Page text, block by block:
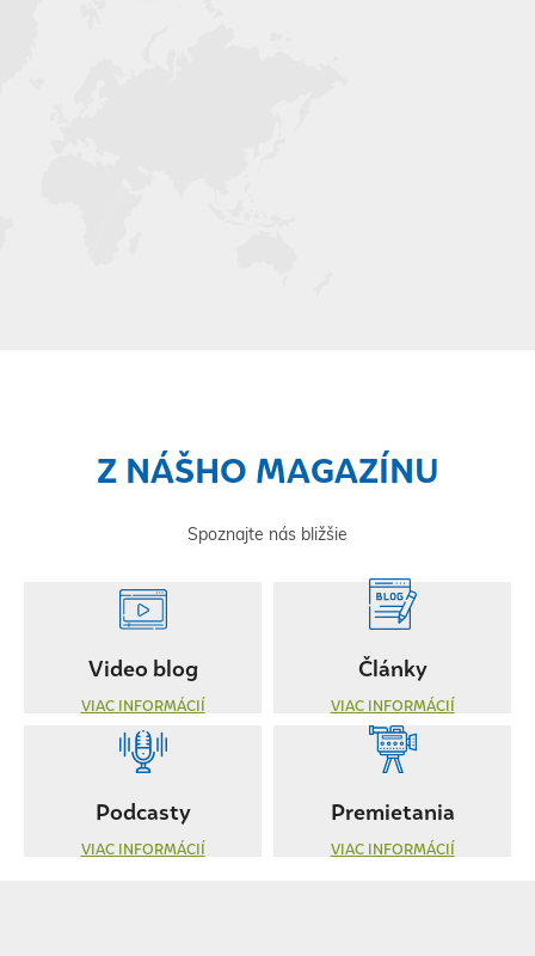
Z NÁŠHO MAGAZÍNU
Spoznajte nás bližšie
Video blog
VIAC INFORMÁCIÍ
Články
VIAC INFORMÁCIÍ
Podcasty
VIAC INFORMÁCIÍ
Premietania
VIAC INFORMÁCIÍ